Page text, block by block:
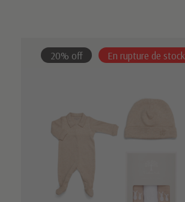
20% off En rupture de stock